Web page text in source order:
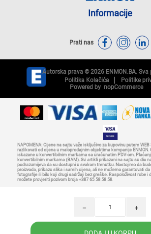
i
h
Informacije
Prati nas
Autorska prava © 2026 ENMON.BA. Sva
Politika Kolačića
Politike
Powered by nopCommerce
NAPOMENA: Cijene na sajtu važe isključivo za kupovinu putem WEB
razlikovati od cijena u maloprodajnim objektima kompanije ENMON.
iskazane u konvertibilnim markama sa uračunatim PDV-om.
konvertibilnim markama (BAM). Svi artikli prikazani na sajtu su dio
podrazumijeva da su dostupni u svakom trenutku. Nastojimo da
proizvoda, prikazu slika i samih cijena, ali ne možemo garantovati
fotografije ili bilo koji drugi sadržaji bez greške. Raspoloživost robe i
možete provjeriti pozivom broja +387 65 58 58 58.